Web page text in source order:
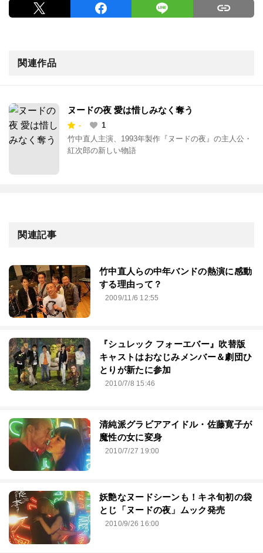
関連作品
ヌードの夜 愛は惜しみなく奪う
-
1
竹中直人主演、1993年製作『ヌードの夜』の主人公・
紅次郎の新しい物語
関連記事
竹中直人らの中年バンドの熱演に感動
する理由って？
2009/11/6 12:55
『シュレック フォーエバー』吹替版
キャストはおなじみメンバー＆劇団ひ
とりが新たに参加
2010/7/8 15:46
清純派グラビアアイドル・佐藤寛子が
魔性の女に変身
2010/7/27 19:00
妖艶なヌードシーンも！キネ旬初の袋
とじ「ヌードの夜」ムック発売
2010/9/26 16:00